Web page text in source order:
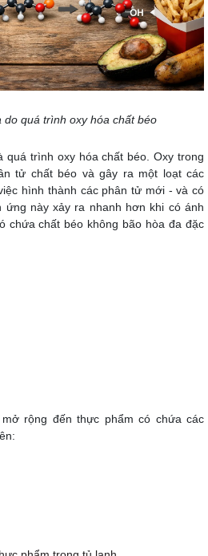
do quá trình oxy hóa chất béo
quá trình oxy hóa chất béo. Oxy trong
tử chất béo và gây ra một loạt các
hình thành các phân tử mới - và có
ứng này xảy ra nhanh hơn khi có ánh
chứa chất béo không bão hòa đa đặc
rộng đến thực phẩm có chứa các